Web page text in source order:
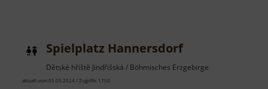
Spielplatz Hannersdorf
Dětské hřiště Jindřišská / Böhmisches Erzgebirge
aktuell vom 05.05.2024 / Zugriffe: 1750